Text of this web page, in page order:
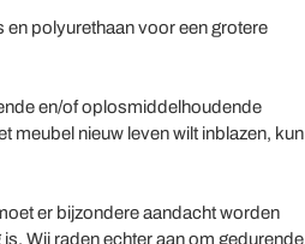
polyurethaan voor een grotere
en/of oplosmiddelhoudende
meubel nieuw leven wilt inblazen, kun
er bijzondere aandacht worden
Wij raden echter aan om gedurende